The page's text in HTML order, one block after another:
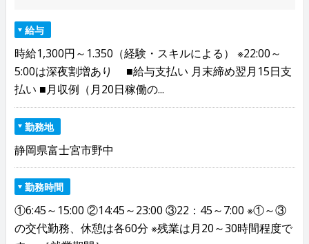
給与
時給1,300円～1.350（経験・スキルによる） ※22:00～
5:00は深夜割増あり ■給与支払い 月末締め翌月15日支
払い ■月収例（月20日稼働の...
勤務地
静岡県富士宮市野中
勤務時間
①6:45～15:00 ②14:45～23:00 ③22：45～7:00 ※①～③
の交代勤務、休憩は各60分 ※残業は月20～30時間程度で